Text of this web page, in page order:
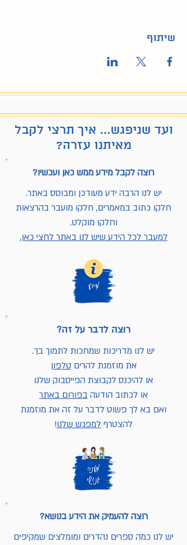
שיתוף
ועד שניפגש... איך תרצי לקבל
מאיתנו עזרה?
רוצה לקבל מידע ממש כאן ועכשיו?
יש לנו הרבה ידע מעודכן ומבוסס באתר.
חלקו כתוב במאמרים, חלקו מועבר בהרצאות
וחלקו מוקלט.
למעבר לכל הידע שיש לנו באתר לחצי כאן.
רוצה לדבר על זה?
יש לנו מדריכות שמחכות לתמוך בך.
את מוזמנת להרים טלפון
או להיכנס לקבוצת הפייסבוק שלנו
או לכתוב הודעה בפורום באתר
ואם בא לך פשוט לדבר על זה את מוזמנת
להצטרף למפגש שלנו!
רוצה להעמיק את הידע בנושא?
יש לנו כמה ספרים נהדרים ומומלצים שמקיפים